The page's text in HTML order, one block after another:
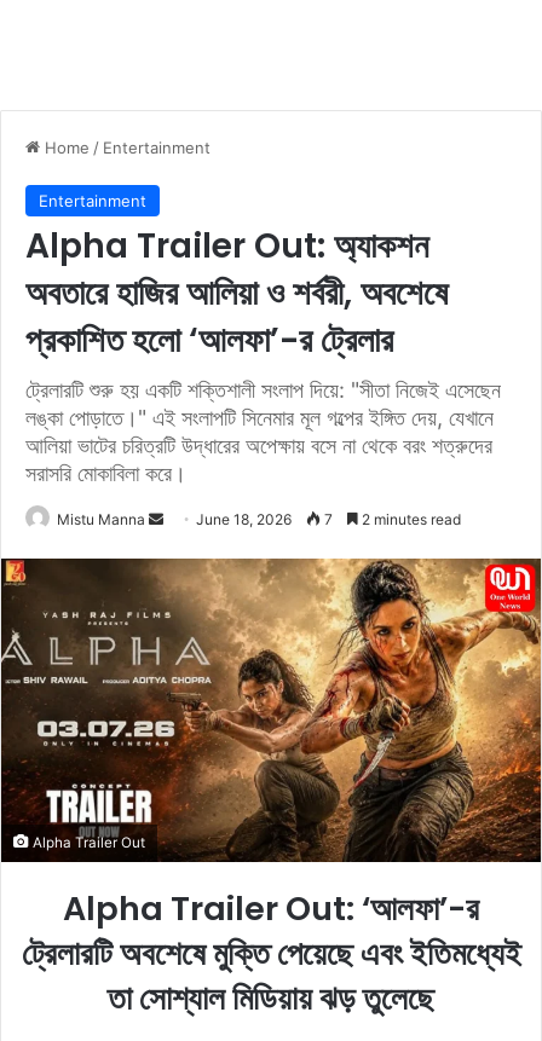
Home / Entertainment
Entertainment
Alpha Trailer Out: অ্যাকশন
অবতারে হাজির আলিয়া ও শর্বরী, অবশেষে
প্রকাশিত হলো ‘আলফা’-র ট্রেলার
ট্রেলারটি শুরু হয় একটি শক্তিশালী সংলাপ দিয়ে: "সীতা নিজেই এসেছেন
লঙ্কা পোড়াতে।" এই সংলাপটি সিনেমার মূল গল্পের ইঙ্গিত দেয়, যেখানে
আলিয়া ভাটের চরিত্রটি উদ্ধারের অপেক্ষায় বসে না থেকে বরং শত্রুদের
সরাসরি মোকাবিলা করে।
Mistu Manna
d
e
m
a
i
l
June 18, 2026 7 2 minutes read
Alpha Trailer Out
Alpha Trailer Out: ‘আলফা’-র
ট্রেলারটি অবশেষে মুক্তি পেয়েছে এবং ইতিমধ্যেই
তা সোশ্যাল মিডিয়ায় ঝড় তুলেছে